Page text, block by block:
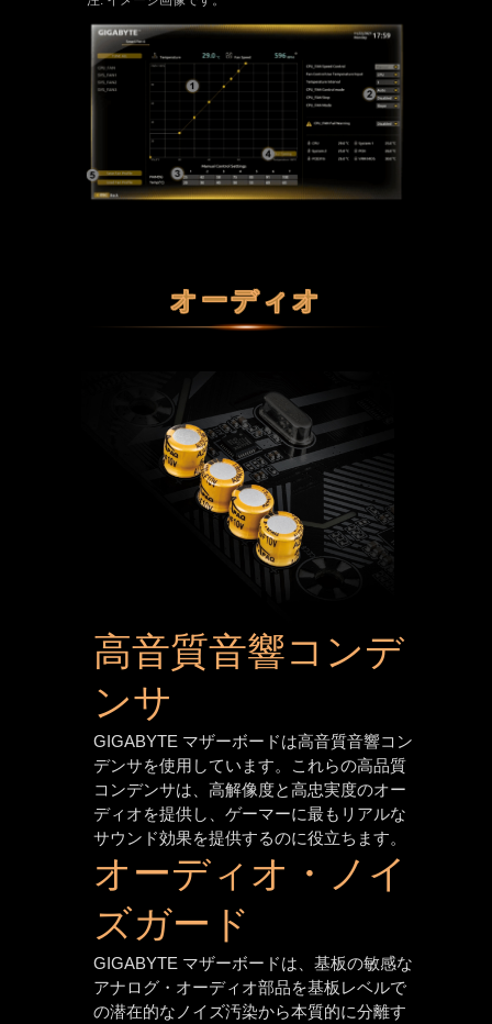
オーディオ
高音質音響コンデ
ンサ
GIGABYTE マザーボードは高音質音響コン
デンサを使用しています。これらの高品質
コンデンサは、高解像度と高忠実度のオー
ディオを提供し、ゲーマーに最もリアルな
サウンド効果を提供するのに役立ちます。
オーディオ・ノイ
ズガード
GIGABYTE マザーボードは、基板の敏感な
アナログ・オーディオ部品を基板レベルで
の潜在的なノイズ汚染から本質的に分離す